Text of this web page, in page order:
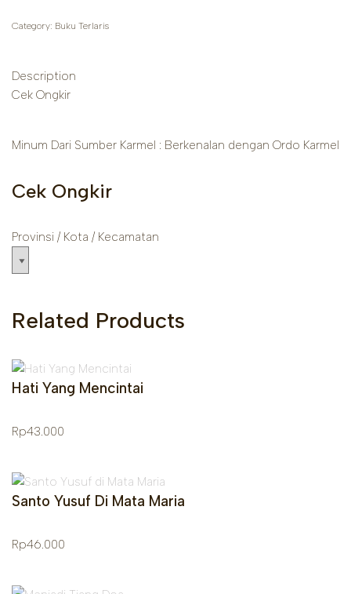
Category: Buku Terlaris
Description
Cek Ongkir
Minum Dari Sumber Karmel : Berkenalan dengan Ordo Karmel
Cek Ongkir
Provinsi / Kota / Kecamatan
Related Products
Hati Yang Mencintai
Rp43.000
Santo Yusuf Di Mata Maria
Rp46.000